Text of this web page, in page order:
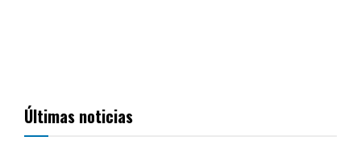
Últimas noticias